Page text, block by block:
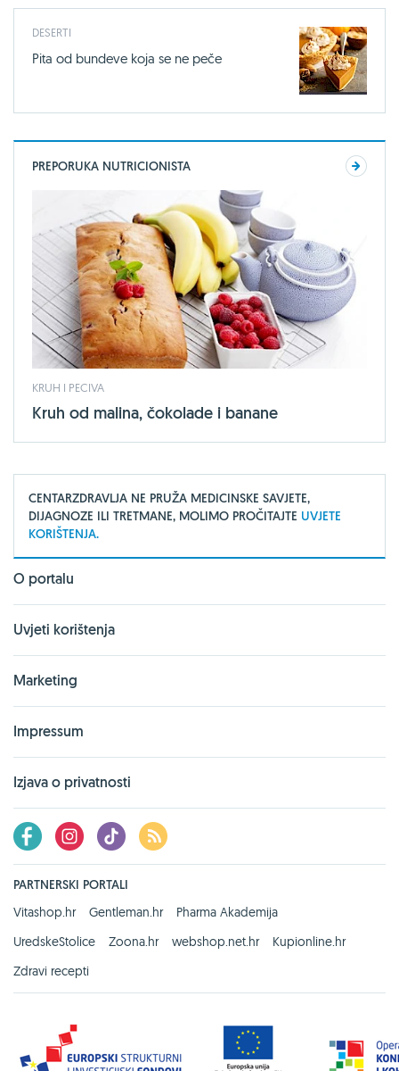
DESERTI
Pita od bundeve koja se ne peče
PREPORUKA NUTRICIONISTA
KRUH I PECIVA
Kruh od malina, čokolade i banane
CENTARZDRAVLJA NE PRUŽA MEDICINSKE SAVJETE,
DIJAGNOZE ILI TRETMANE, MOLIMO PROČITAJTE UVJETE
KORIŠTENJA.
O portalu
Uvjeti korištenja
Marketing
Impressum
Izjava o privatnosti
PARTNERSKI PORTALI
Vitashop.hr
Gentleman.hr
Pharma Akademija
UredskeStolice
Zoona.hr webshop.net.hr
Kupionline.hr
Zdravi recepti